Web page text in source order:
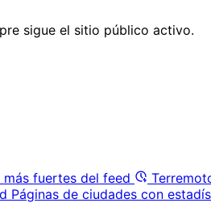
sigue el sitio público activo.
fuertes del feed
Páginas de ciudades con